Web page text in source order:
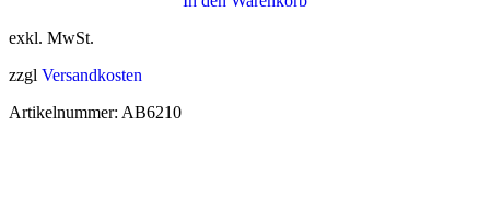
exkl. MwSt.
zzgl Versandkosten
Artikelnummer: AB6210